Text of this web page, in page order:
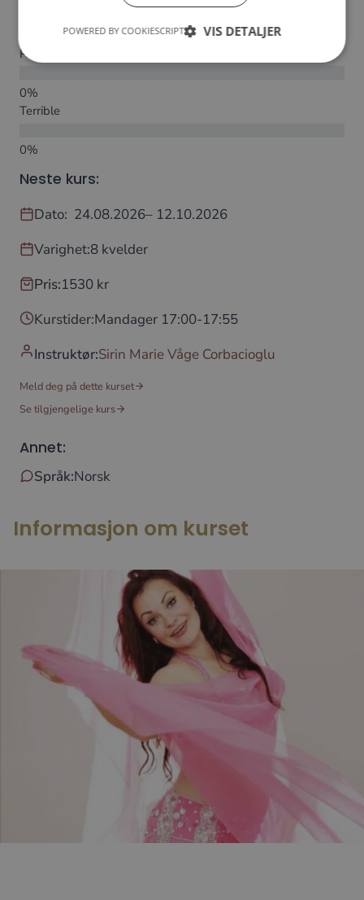
Informasjon om kurset
Poor
Terrible
Neste kurs:
Dato: 24.08.2026– 12.10.2026
Varighet:8 kvelder
Pris:1530 kr
Kurstider:Mandager 17:00-17:55
Instruktør:Sirin Marie Våge Corbacioglu
Meld deg på dette kurset
Se tilgjengelige kurs
Annet:
Språk:Norsk
VIS DETALJER
POWERED BY COOKIESCRIPT